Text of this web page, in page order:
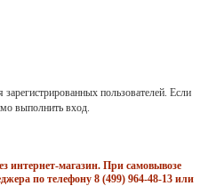
пользователей. Если
выполнить вход.
интернет-магазин. При самовывозе
по телефону 8 (499) 964-48-13 или